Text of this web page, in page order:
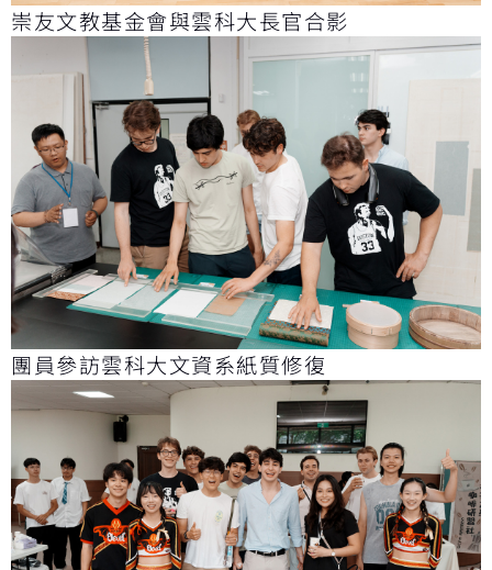
崇友文教基金會與雲科大長官合影
團員參訪雲科大文資系紙質修復